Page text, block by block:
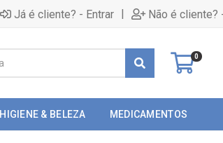
Já é cliente? - Entrar | Não é cliente?
0
HIGIENE & BELEZA MEDICAMENTOS